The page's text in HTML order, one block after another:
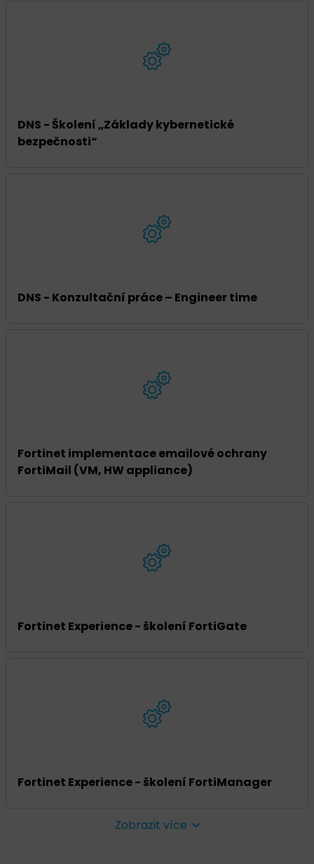
DNS - Školení „Základy kybernetické
bezpečnosti“
DNS - Konzultační práce – Engineer time
Fortinet implementace emailové ochrany
FortiMail (VM, HW appliance)
Fortinet Experience - školení FortiGate
Fortinet Experience - školení FortiManager
Zobrazit více